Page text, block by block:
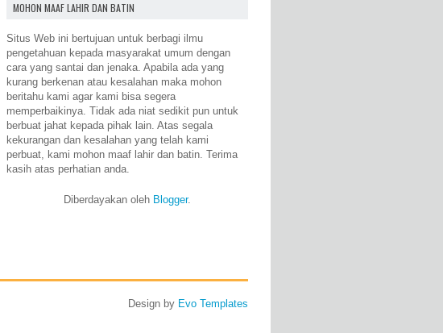
MOHON MAAF LAHIR DAN BATIN
Situs Web ini bertujuan untuk berbagi ilmu
pengetahuan kepada masyarakat umum dengan
cara yang santai dan jenaka. Apabila ada yang
kurang berkenan atau kesalahan maka mohon
beritahu kami agar kami bisa segera
memperbaikinya. Tidak ada niat sedikit pun untuk
berbuat jahat kepada pihak lain. Atas segala
kekurangan dan kesalahan yang telah kami
perbuat, kami mohon maaf lahir dan batin. Terima
kasih atas perhatian anda.
Diberdayakan oleh Blogger.
Design by Evo Templates